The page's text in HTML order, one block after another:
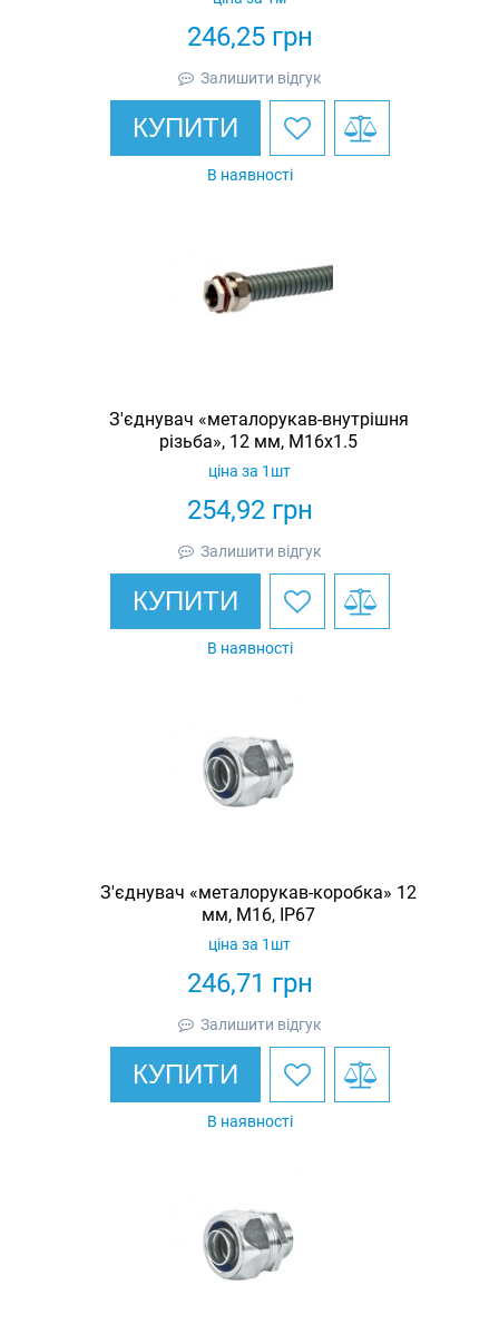
246,25грн
Залишити відгук
КУПИТИ
В наявності
З'єднувач «металорукав-внутрішня
різьба», 12 мм, М16х1.5
254,92грн
ціна за 1шт
Залишити відгук
КУПИТИ
В наявності
З'єднувач «металорукав-коробка» 12
мм, M16, IP67
246,71 грн
ціна за 1шт
Залишити відгук
КУПИТИ
В наявності